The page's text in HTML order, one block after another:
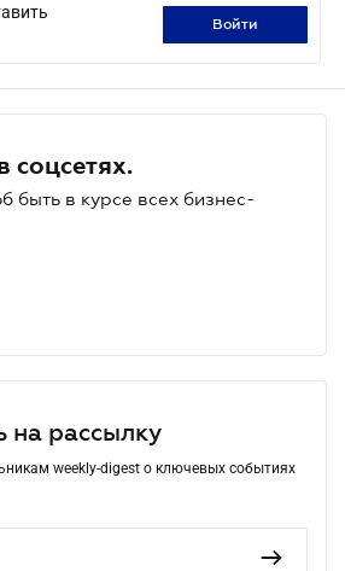
войти
соцсетях.
быть в курсе всех бизнес-
на рассылку
weekly-digest о ключевых событиях